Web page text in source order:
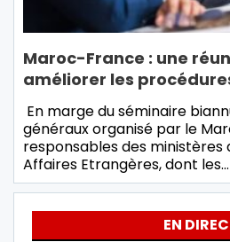
Maroc-France : une
améliorer les
En marge du séminaire
généraux organisé par le
responsables des ministères
Affaires Etrangères, dont les…
EN